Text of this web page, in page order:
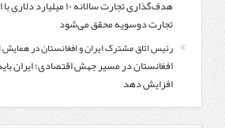
هدف‌گذاری تجارت سالانه ۱۰
تجارت دوسویه محقق می‌شود
رئیس اتاق مشترک ایران و افغانستان در همایش
افغانستان در مسیر جهش اقتصادی؛ ایران
افزایش دهد